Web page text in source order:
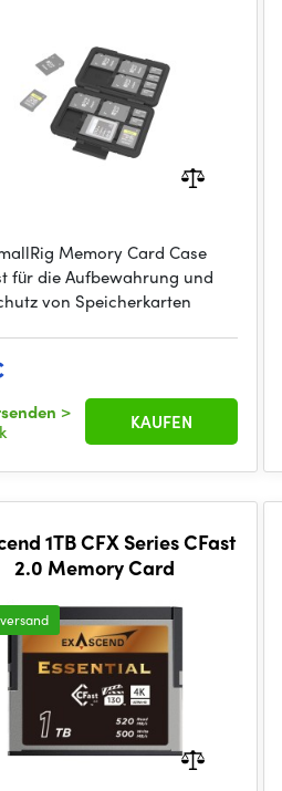
Memory Card Case
für die Aufbewahrung und
von Speicherkarten
>
KAUFEN
1TB CFX Series CFast
2.0 Memory Card